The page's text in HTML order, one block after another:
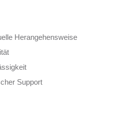
Herangehensweise
Support